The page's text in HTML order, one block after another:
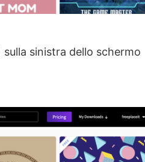
sinistra dello schermo